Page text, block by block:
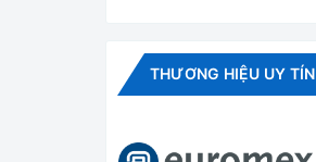
Khối lượng (NW/GW)
THƯƠNG HIỆU UY TÍN